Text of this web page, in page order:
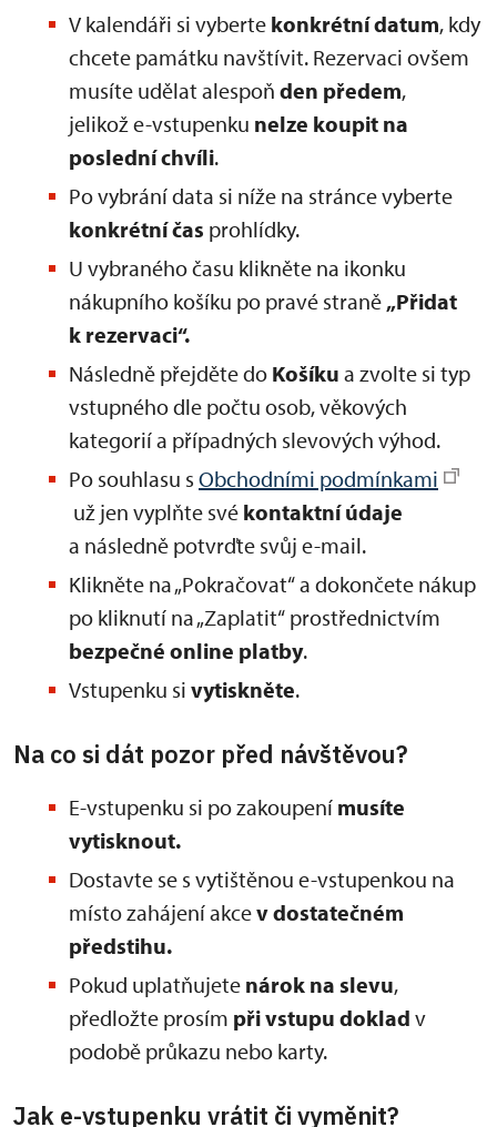
V kalendáři si vyberte konkrétní datum, kdy
chcete památku navštívit. Rezervaci ovšem
musíte udělat alespoň den předem,
jelikož e-vstupenku nelze koupit na
poslední chvíli.
Po vybrání data si níže na stránce vyberte
konkrétníčas prohlídky.
U vybraného času klikněte na ikonku
nákupního košíku po pravé straně „Přidat
k rezervaci“.
Následně přejděte do Košíku a zvolte si typ
vstupného dle počtu osob, věkových
kategorií a případných slevových výhod.
Po souhlasu s Obchodními podmínkami
už jen vyplňte své kontaktní údaje
a následně potvrďte svůj e-mail.
Klikněte na „Pokračovat“ a dokončete nákup
po kliknutí na „Zaplatit“ prostřednictvím
bezpečné online platby.
Vstupenku si vytiskněte.
Na co si dát pozor před návštěvou?
E-vstupenku si po zakoupení musíte
vytisknout.
Dostavte se s vytištěnou e-vstupenkou na
místo zahájení akcev dostatečném
předstihu.
Pokud uplatňujete nárok na slevu,
předložte prosím při vstupu doklad v
podobě průkazu nebo karty.
Jak e-vstupenku vrátit či vyměnit?